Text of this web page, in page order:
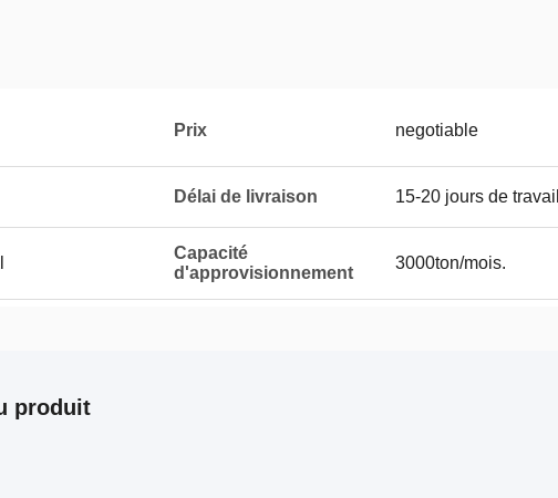
Prix negotiable
Délai de livraison 15-20 jours de travail
Capacité
d'approvisionnement
3000ton/mois.
produit